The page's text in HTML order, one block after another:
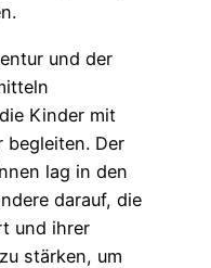
und der
Kinder mit
begleiten. Der
lag in den
darauf, die
und ihrer
stärken, um